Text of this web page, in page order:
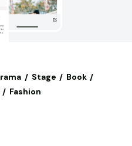
Stage
Book
Fashion